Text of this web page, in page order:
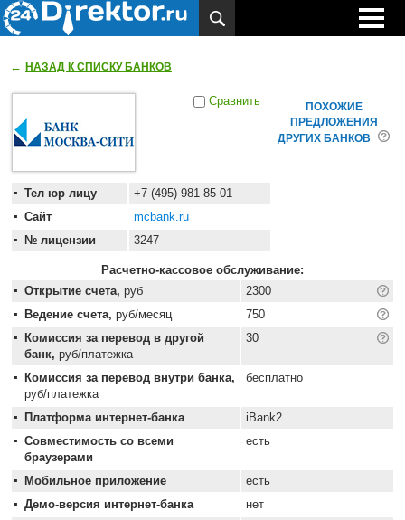
← НАЗАД К СПИСКУ БАНКОВ
Сравнить
Тел юр лицу
+7 (495) 981-85-01
Сайт
mcbank.ru
№ лицензии
3247
Расчетно-кассовое обслуживание:
Открытие счета, руб
2300
Ведение счета, руб/месяц
750
Комиссия за перевод в другой
банк, руб/платежка
30
Комиссия за перевод внутри банка,
руб/платежка
бесплатно
Платформа интернет-банка
iBank2
Совместимость со всеми
браузерами
есть
Мобильное приложение
есть
Демо-версия интернет-банка
нет
ПОХОЖИЕ
ПРЕДЛОЖЕНИЯ
ДРУГИХ БАНКОВ